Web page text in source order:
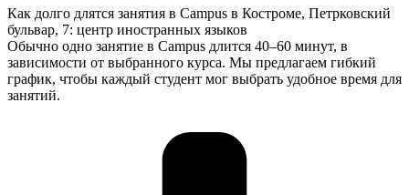
Как долго длятся занятия в Campus в Костроме, Петрковский
бульвар, 7: центр иностранных языков
Обычно одно занятие в Campus длится 40–60 минут, в
зависимости от выбранного курса. Мы предлагаем гибкий
график, чтобы каждый студент мог выбрать удобное время для
занятий.